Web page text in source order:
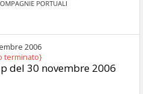
2006
terminato}
del 30 novembre 2006